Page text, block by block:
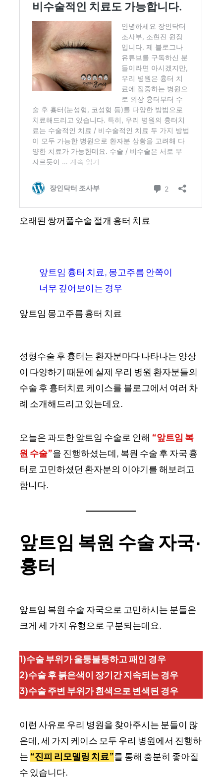
오래된 쌍꺼풀수술 절개 흉터 치료
앞트임 흉터 치료, 몽고주름 안쪽이
너무 깊어보이는 경우
앞트임 몽고주름 흉터 치료
성형수술 후 흉터는 환자분마다 나타나는 양상
이 다양하기 때문에 실제 우리 병원 환자분들의
수술 후 흉터치료 케이스를 블로그에서 여러 차
례 소개해드리고 있는데요.
오늘은 과도한 앞트임 수술로 인해 “앞트임 복
원 수술”을 진행하셨는데, 복원 수술 후 자국 흉
터로 고민하셨던 환자분의 이야기를 해보려고
합니다.
앞트임 복원 수술 자국·
흉터
앞트임 복원 수술 자국으로 고민하시는 분들은
크게 세 가지 유형으로 구분되는데요.
1)수술 부위가 울퉁불퉁하고 패인 경우
2)수술 후 붉은색이 장기간 지속되는 경우
3)수술 주변 부위가 흰색으로 변색된 경우
이런 사유로 우리 병원을 찾아주시는 분들이 많
은데, 세 가지 케이스 모두 우리 병원에서 진행하
는 “진피 리모델링 치료”를 통해 충분히 좋아질
수 있습니다.